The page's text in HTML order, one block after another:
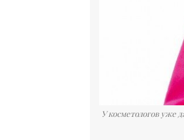
У косметологов уже